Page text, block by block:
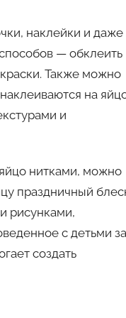
наклейки и даже
— обклеить
Также можно
на
и
нитками, можно
праздничный
рисунками,
с детьми за
создать